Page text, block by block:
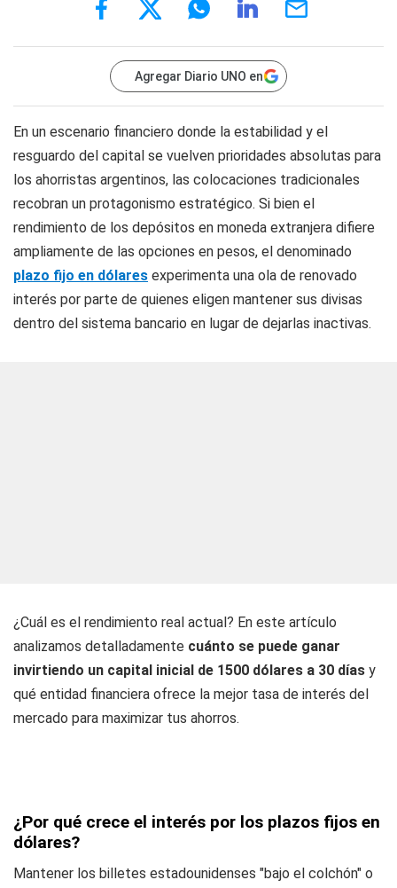
Agregar Diario UNO en
En un escenario financiero donde la estabilidad y el
resguardo del capital se vuelven prioridades absolutas para
los ahorristas argentinos, las colocaciones tradicionales
recobran un protagonismo estratégico. Si bien el
rendimiento de los depósitos en moneda extranjera difiere
ampliamente de las opciones en pesos, el denominado
plazo fijo en dólares experimenta una ola de renovado
interés por parte de quienes eligen mantener sus divisas
dentro del sistema bancario en lugar de dejarlas inactivas.
¿Cuál es el rendimiento real actual? En este artículo
analizamos detalladamente cuánto se puede ganar
invirtiendo un capital inicial de 1500 dólares a 30 días y
qué entidad financiera ofrece la mejor tasa de interés del
mercado para maximizar tus ahorros.
¿Por qué crece el interés por los plazos fijos en
dólares?
Mantener los billetes estadounidenses "bajo el colchón" o